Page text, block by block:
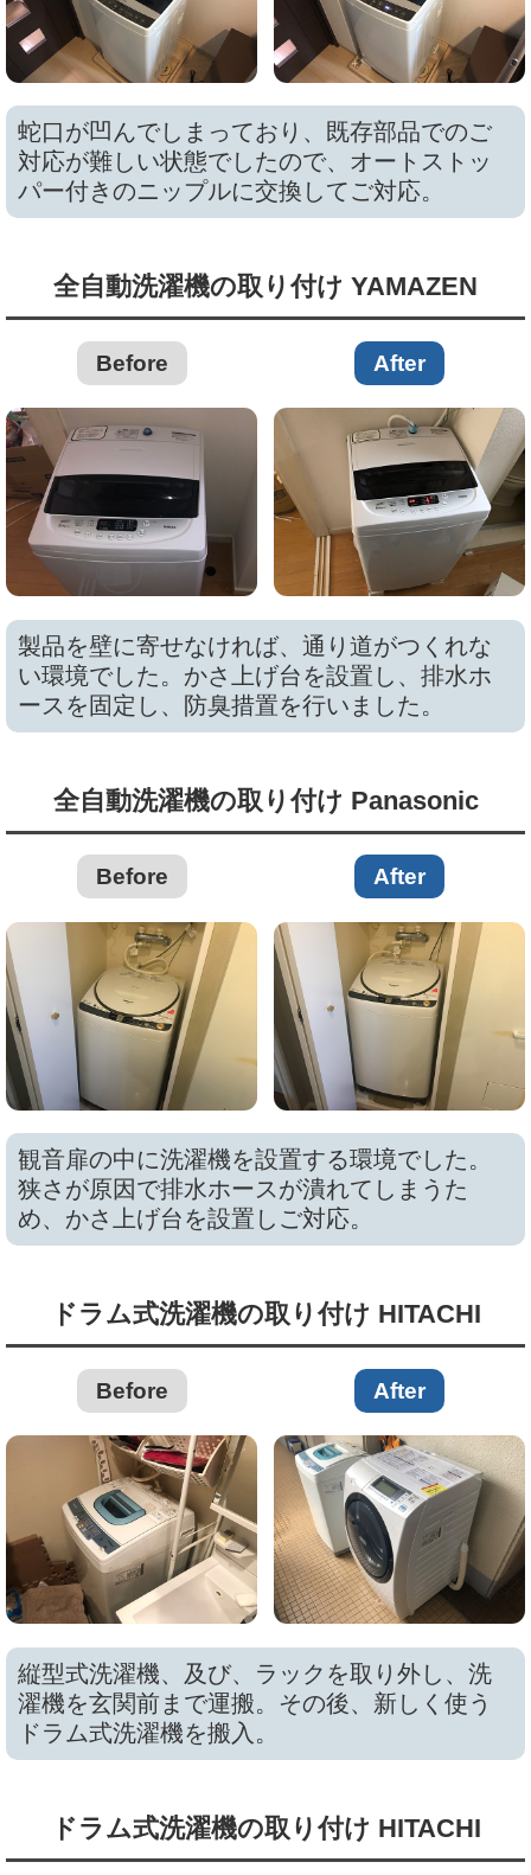
蛇口が凹んでしまっており、既存部品でのご
対応が難しい状態でしたので、オートストッ
パー付きのニップルに交換してご対応。
全自動洗濯機の取り付け YAMAZEN
Before After
製品を壁に寄せなければ、通り道がつくれな
い環境でした。かさ上げ台を設置し、排水ホ
ースを固定し、防臭措置を行いました。
全自動洗濯機の取り付け Panasonic
Before After
観音扉の中に洗濯機を設置する環境でした。
狭さが原因で排水ホースが潰れてしまうた
め、かさ上げ台を設置しご対応。
ドラム式洗濯機の取り付け HITACHI
Before After
縦型式洗濯機、及び、ラックを取り外し、洗
濯機を玄関前まで運搬。その後、新しく使う
ドラム式洗濯機を搬入。
ドラム式洗濯機の取り付け HITACHI